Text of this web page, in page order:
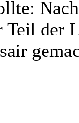
der